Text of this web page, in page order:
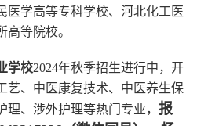
医学高等专科学校、河北化工医
高等院校。
学校2024年秋季招生进行中，开
艺、中医康复技术、中医养生保
、涉外护理等热门专业， 报